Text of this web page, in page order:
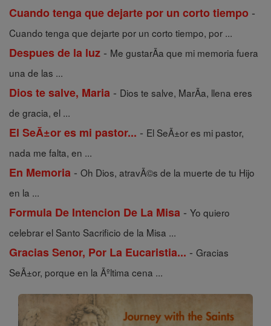
Cuando tenga que dejarte por un corto tiempo -
Cuando tenga que dejarte por un corto tiempo, por ...
Despues de la luz - Me gustarÃ­a que mi memoria fuera
una de las ...
Dios te salve, Maria - Dios te salve, MarÃ­a, llena eres
de gracia, el ...
El SeĂ±or es mi pastor... - El SeÃ±or es mi pastor,
nada me falta, en ...
En Memoria - Oh Dios, atravÃ©s de la muerte de tu Hijo
en la ...
Formula De Intencion De La Misa - Yo quiero
celebrar el Santo Sacrificio de la Misa ...
Gracias Senor, Por La Eucaristia... - Gracias
SeÃ±or, porque en la Ãºltima cena ...